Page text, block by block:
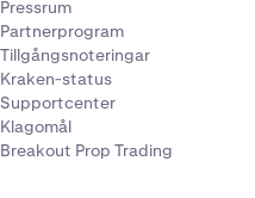
under brytpunkten
toner.
frekvenser runt
Pressrum
Partnerprogram
Tillgångsnoteringar
Kraken-status
Supportcenter
Klagomål
Breakout Prop Trading